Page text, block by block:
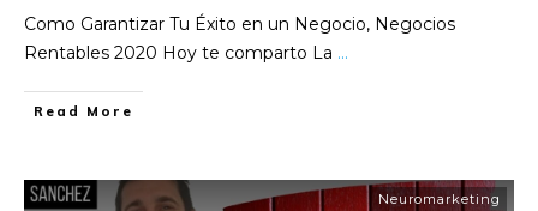
Como Garantizar Tu Éxito en un Negocio, Negocios
Rentables 2020 Hoy te comparto La ...
​Read More
Neuromarketing